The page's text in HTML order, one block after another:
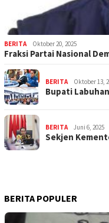
BERITA Oktober 20, 2025
Fraksi Partai Nasional
BERITA Oktober 13,
Bupati
BERITA Juni 6, 2025
Sekjen
BERITA POPULER